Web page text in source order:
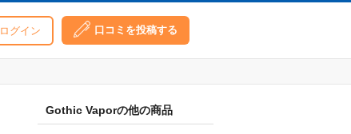
ログイン 口コミを投稿する
Gothic Vaporの他の商品